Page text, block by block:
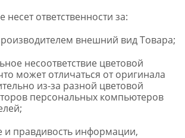
ответственности за:
внешний вид Товара;
несоответствие цветовой
может отличаться от оригинала
из-за разной цветовой
персональных компьютеров
и правдивость информации,